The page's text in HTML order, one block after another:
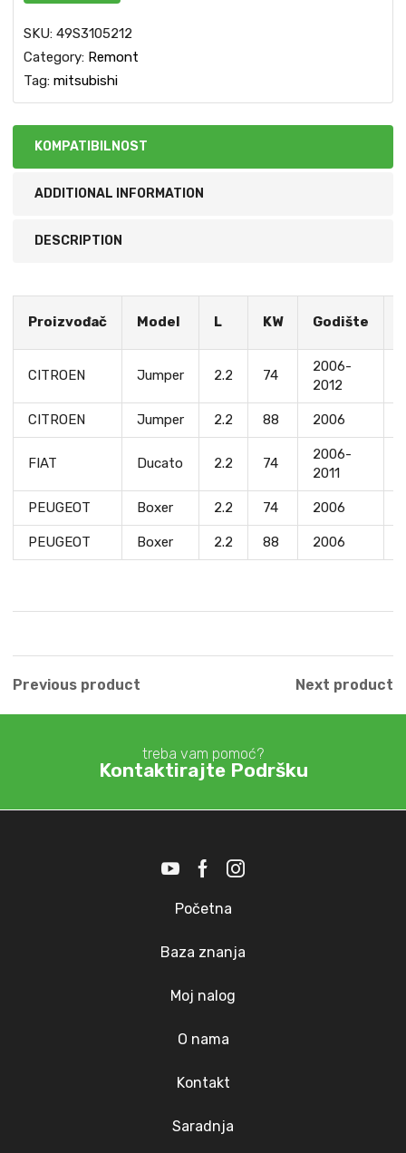
SKU: 49S3105212
Category: Remont
Tag: mitsubishi
KOMPATIBILNOST
ADDITIONAL INFORMATION
DESCRIPTION
Proizvođač Model L KW Godište
CITROEN Jumper 2.2 74
2006-
2012
CITROEN Jumper 2.2 88 2006
FIAT Ducato 2.2 74
2006-
2011
PEUGEOT Boxer 2.2 74 2006
PEUGEOT Boxer 2.2 88 2006
Previous product Next product
treba vam pomoć?
Kontaktirajte Podršku
Početna
Baza znanja
Moj nalog
O nama
Kontakt
Saradnja